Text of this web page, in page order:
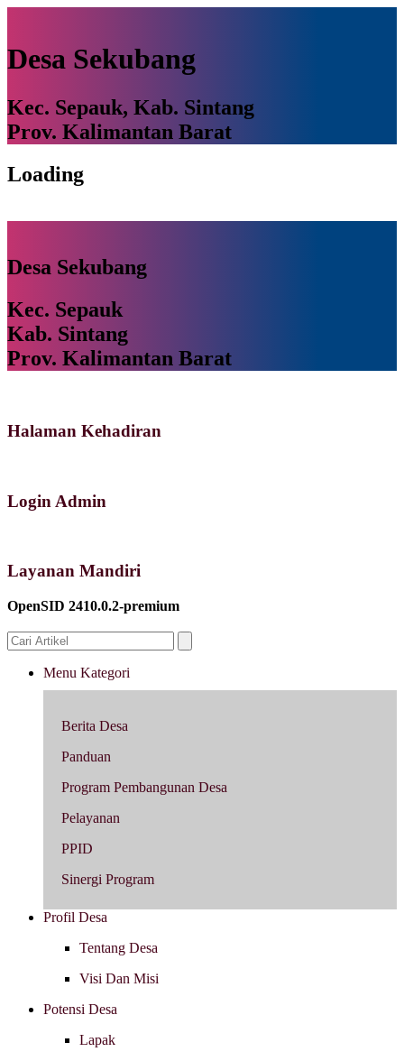
Desa Sekubang
Kec. Sepauk, Kab. Sintang
Prov. Kalimantan Barat
Loading
Desa Sekubang
Kec. Sepauk
Kab. Sintang
Prov. Kalimantan Barat
Halaman Kehadiran
Login Admin
Layanan Mandiri
OpenSID 2410.0.2-premium
Menu Kategori
Berita Desa
Panduan
Program Pembangunan Desa
Pelayanan
PPID
Sinergi Program
Profil Desa
Tentang Desa
Visi Dan Misi
Potensi Desa
Lapak